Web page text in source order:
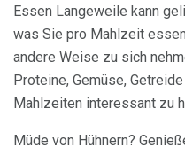
Essen Langeweile kann
was Sie pro Mahlzeit
andere Weise zu sich
Proteine, Gemüse,
Mahlzeiten interessant zu
Müde von Hühnern?